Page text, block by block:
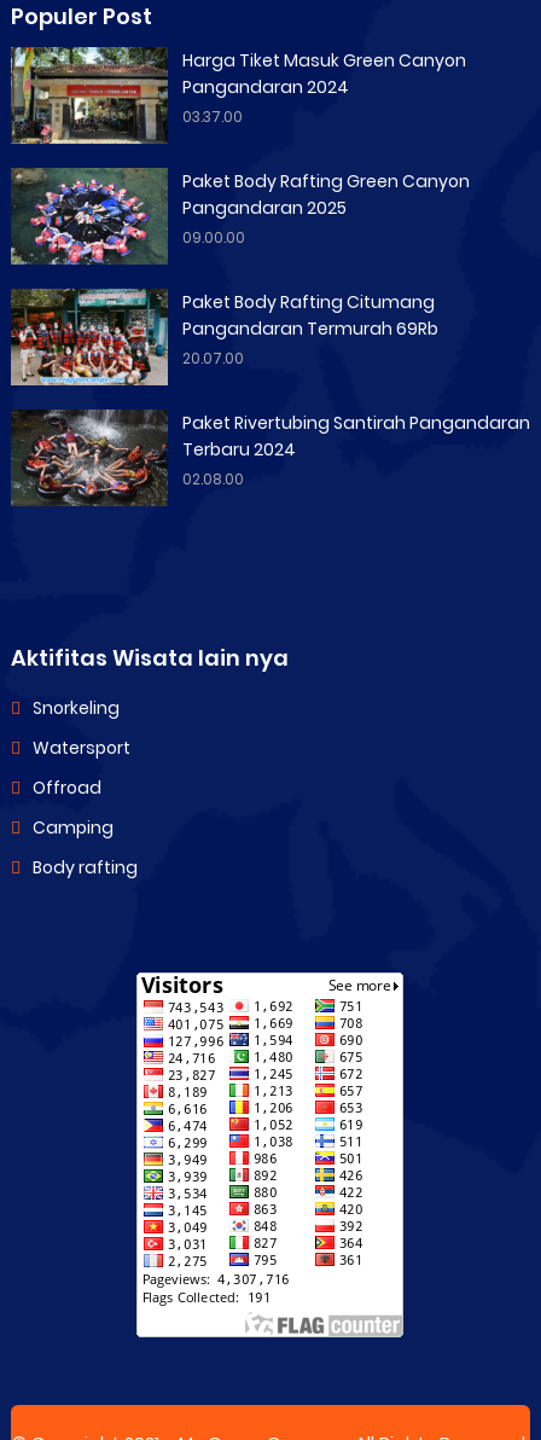
Populer Post
Harga Tiket Masuk Green Canyon
Pangandaran 2024
03.37.00
Paket Body Rafting Green Canyon
Pangandaran 2025
09.00.00
Paket Body Rafting Citumang
Pangandaran Termurah 69Rb
20.07.00
Paket Rivertubing Santirah Pangandaran
Terbaru 2024
02.08.00
Aktifitas Wisata lain nya
Snorkeling
Watersport
Offroad
Camping
Body rafting